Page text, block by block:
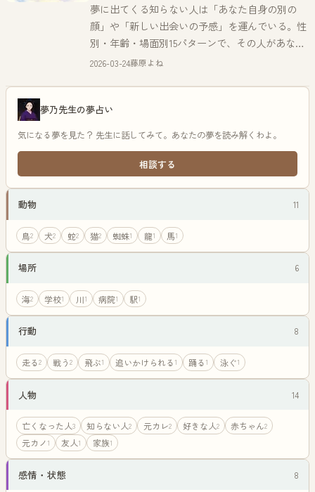
夢に出てくる知らない人は「あなた自身の別の
顔」や「新しい出会いの予感」を運んでいる。性
別・年齢・場面別15パターンで、その人があなた
に伝えたいことを読み解きます。
2026-03-24藤原よね
夢乃先生の夢占い
気になる夢を見た？ 先生に話してみて。あなたの夢を読み解くわよ。
相談する
動物 11
鳥2 犬2 蛇2 猫2 蜘蛛1 龍1 馬1
場所 6
海2 学校1 川1 病院1 駅1
行動 8
走る2 戦う2 飛ぶ1 追いかけられる1 踊る1 泳ぐ1
人物 14
亡くなった人3 知らない人2 元カレ2 好きな人2 赤ちゃん2
元カノ1 友人1 家族1
感情・状態 8